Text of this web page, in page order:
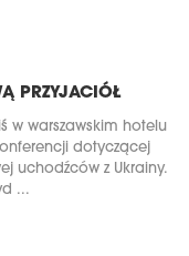
PRZYJACIÓŁ
w warszawskim hotelu
dotyczącej
uchodźców z Ukrainy.
...